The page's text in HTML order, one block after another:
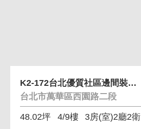
K2-172台北優質社區邊間裝潢3房車採光華廈B
台北市萬華區西園路二段
48.02坪 4/9樓 3房(室)2廳2衛